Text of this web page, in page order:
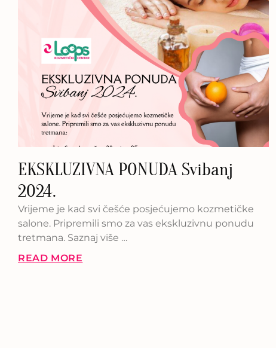
EKSKLUZIVNA PONUDA Svibanj
2024.
Vrijeme je kad svi češće posjećujemo kozmetičke
salone. Pripremili smo za vas ekskluzivnu ponudu
tretmana. Saznaj više …
READ MORE